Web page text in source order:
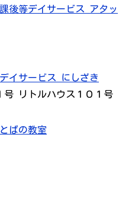
後等デイサービス アタッ
イサービス にしざき
号 リトルハウス１０１号
ばの教室